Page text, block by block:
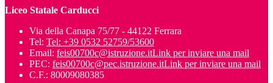
Liceo Statale Carducci
Via della Canapa 75/77 - 44122 Ferrara
Tel: Tel: +39 0532 52759/53600
Email: feis00700c@istruzione.itLink per inviare una mail
PEC: feis00700c@pec.istruzione.itLink per inviare una mail
C.F.: 80009080385